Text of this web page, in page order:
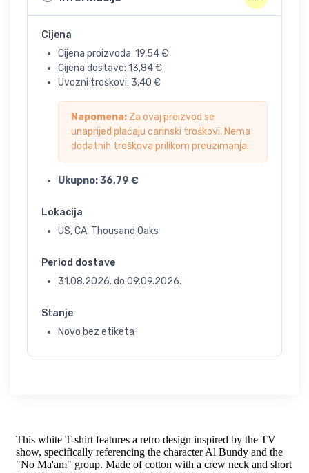
Cijena
Cijena proizvoda: 19,54€
Cijena dostave: 13,84€
Uvozni troškovi: 3,40 €
Napomena: Za ovaj proizvod se
unaprijed plaćaju carinski troškovi. Nema
dodatnih troškova prilikom preuzimanja.
Ukupno:36,79 €
Lokacija
US, CA, Thousand Oaks
Period dostave
31.08.2026. do 09.09.2026.
Stanje
Novo bez etiketa